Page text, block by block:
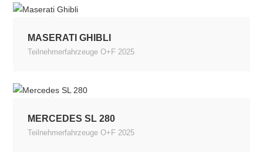
MASERATI GHIBLI
Teilnehmerfahrzeuge O+F 2025
MERCEDES SL 280
Teilnehmerfahrzeuge O+F 2025